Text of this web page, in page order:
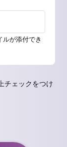
が添付でき
チェックをつけ